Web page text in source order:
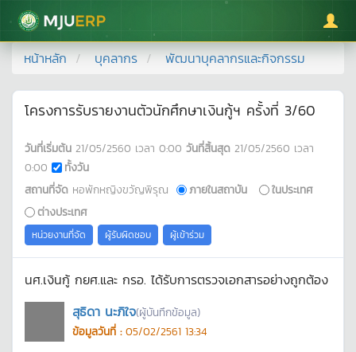
มหาวิทยาลัยแม่โจ้
หน้าหลัก บุคลากร พัฒนาบุคลากรและกิจกรรม
โครงการรับรายงานตัวนักศึกษาเงินกู้ฯ ครั้งที่ 3/60
วันที่เริ่มต้น 21/05/2560 เวลา 0:00 วันที่สิ้นสุด 21/05/2560 เวลา
0:00
ทั้งวัน
สถานที่จัด หอพักหญิงขวัญพิรุณ ภายในสถาบัน
ในประเทศ
ต่างประเทศ
หน่วยงานที่จัด ผู้รับผิดชอบ ผู้เข้าร่วม
นศ.เงินกู้ กยศ.และ กรอ. ได้รับการตรวจเอกสารอย่างถูกต้อง
สุธิดา นะภิใจ(ผู้บันทึกข้อมูล)
ข้อมูลวันที่ : 05/02/2561 13:34